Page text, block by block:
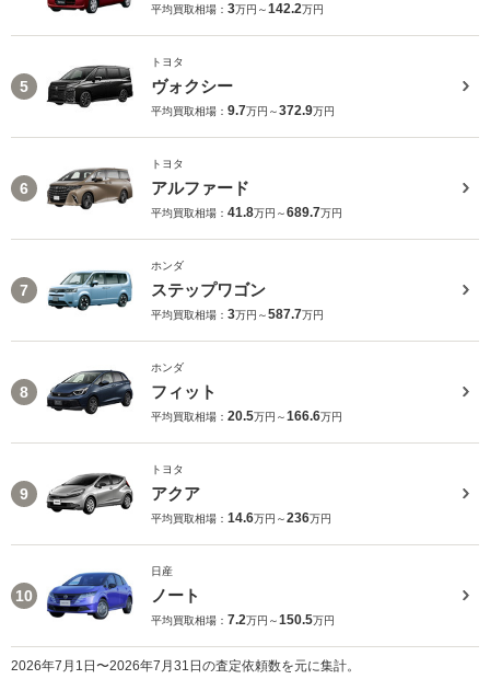
平均買取相場： 3万円～142.2万円
5
トヨタ
ヴォクシー
平均買取相場： 9.7万円～372.9万円
6
トヨタ
アルファード
平均買取相場： 41.8万円～689.7万円
7
ホンダ
ステップワゴン
平均買取相場： 3万円～587.7万円
8
ホンダ
フィット
平均買取相場： 20.5万円～166.6万円
9
トヨタ
アクア
平均買取相場： 14.6万円～236万円
10
日産
ノート
平均買取相場： 7.2万円～150.5万円
2026年7月1日〜2026年7月31日の査定依頼数を元に集計。